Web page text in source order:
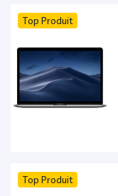
Top Produit
Top Produit